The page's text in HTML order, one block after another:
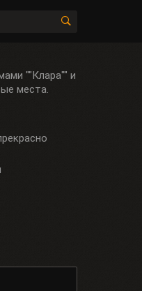
""Клара"" и
места.